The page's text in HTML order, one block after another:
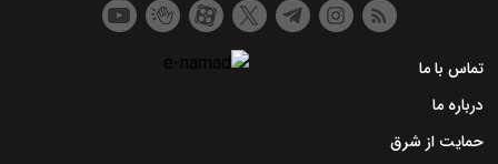
تماس با ما
درباره ما
حمایت از شرق